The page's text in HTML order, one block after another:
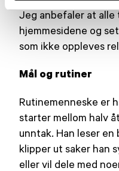
Jeg anbefaler at alle
hjemmesidene og
som ikke oppleves
Mål og rutiner
Rutinemenneske er
starter mellom halv
unntak. Han leser
klipper ut saker han
eller vil dele med